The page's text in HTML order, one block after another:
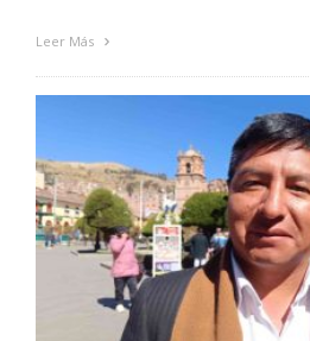
Leer Más